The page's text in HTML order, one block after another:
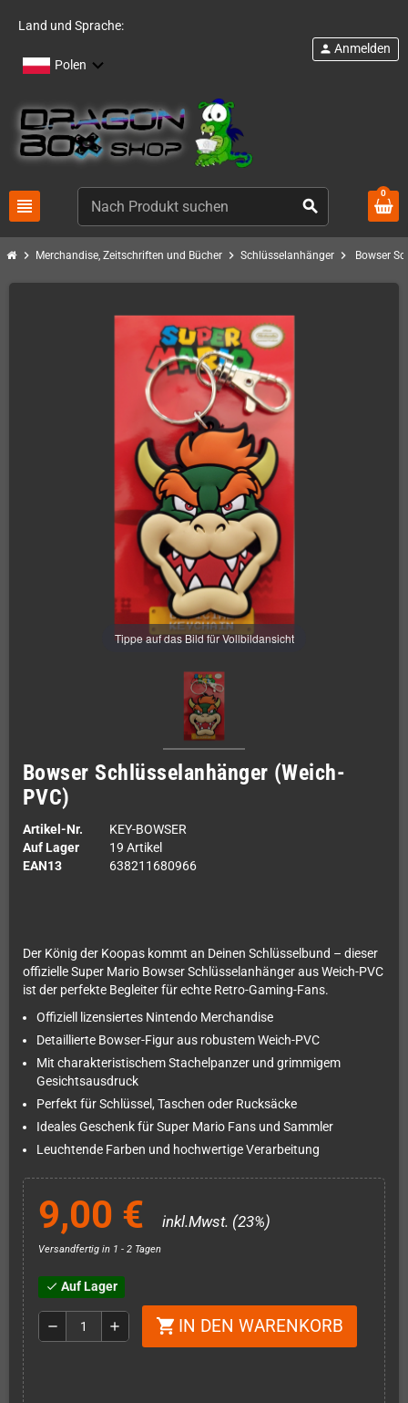
Land und Sprache:
Polen
view_headline search
person Anmelden
0
chevron_right Merchandise, Zeitschriften und Bücher chevron_right Schlüsselanhänger chevron_right Bowser
Tippe auf das Bild für Vollbildansicht
Bowser Schlüsselanhänger (Weich-
PVC)
Artikel-Nr.
KEY-BOWSER
Auf Lager
19 Artikel
EAN13
638211680966
Der König der Koopas kommt an Deinen Schlüsselbund – dieser
offizielle Super Mario Bowser Schlüsselanhänger aus Weich-PVC
ist der perfekte Begleiter für echte Retro-Gaming-Fans.
Offiziell lizensiertes Nintendo Merchandise
Detaillierte Bowser-Figur aus robustem Weich-PVC
Mit charakteristischem Stachelpanzer und grimmigem
Gesichtsausdruck
Perfekt für Schlüssel, Taschen oder Rucksäcke
Ideales Geschenk für Super Mario Fans und Sammler
Leuchtende Farben und hochwertige Verarbeitung
9,00 € inkl.Mwst. (23%)
Versandfertig in 1 - 2 Tagen
check Auf Lager
remove add shopping_cart IN DEN WARENKORB